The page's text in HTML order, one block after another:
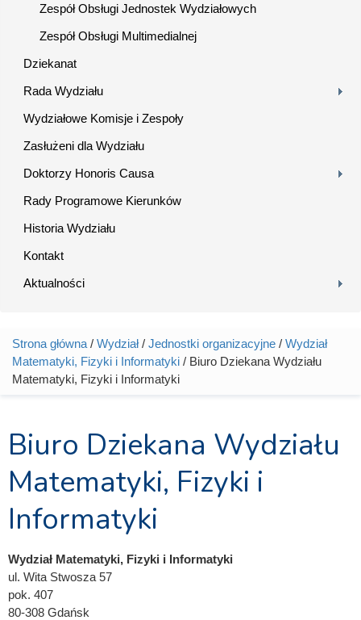
Zespół Obsługi Jednostek Wydziałowych
Zespół Obsługi Multimedialnej
Dziekanat
Rada Wydziału
Wydziałowe Komisje i Zespoły
Zasłużeni dla Wydziału
Doktorzy Honoris Causa
Rady Programowe Kierunków
Historia Wydziału
Kontakt
Aktualności
Jesteś tutaj
Strona główna / Wydział/ Jednostki organizacyjne / Wydział
Matematyki, Fizyki i Informatyki / Biuro Dziekana Wydziału
Matematyki, Fizyki i Informatyki
Biuro Dziekana Wydziału
Matematyki, Fizyki i
Informatyki
Wydział Matematyki, Fizyki i Informatyki
ul. Wita Stwosza 57
pok. 407
80-308 Gdańsk